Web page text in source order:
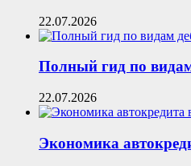
22.07.2026
Полный гид по
22.07.2026
Экономика